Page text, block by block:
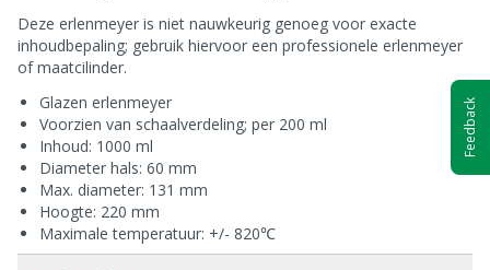
Deze erlenmeyer is niet nauwkeurig genoeg voor exacte
inhoudbepaling; gebruik hiervoor een professionele erlenmeyer
of maatcilinder.
Glazen erlenmeyer
Voorzien van schaalverdeling; per 200 ml
Inhoud: 1000 ml
Diameter hals: 60 mm
Max. diameter: 131 mm
Hoogte: 220 mm
Maximale temperatuur: +/- 820℃
Feedback